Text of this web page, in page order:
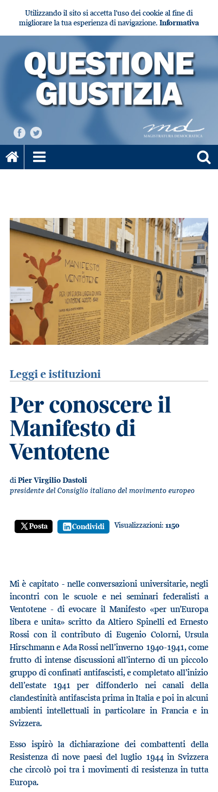
Utilizzando il sito si accetta l'uso dei cookie al fine di
migliorare la tua esperienza di navigazione. Informativa
Leggi e istituzioni
Per conoscere il
Manifesto di
Ventotene
diPier Virgilio Dastoli
presidente del Consiglio italiano del movimento europeo
Posta Condividi Visualizzazioni: 1150
Mi è capitato - nelle conversazioni universitarie, negli
incontri con le scuole e nei seminari federalisti a
Ventotene - di evocare il Manifesto «per un’Europa
libera e unita» scritto da Altiero Spinelli ed Ernesto
Rossi con il contributo di Eugenio Colorni, Ursula
Hirschmann e Ada Rossi nell’inverno 1940-1941, come
frutto di intense discussioni all’interno di un piccolo
gruppo di confinati antifascisti, e completato all’inizio
dell’estate 1941 per diffonderlo nei canali della
clandestinità antifascista prima in Italia e poi in alcuni
ambienti intellettuali in particolare in Francia e in
Svizzera.
Esso ispirò la dichiarazione dei combattenti della
Resistenza di nove paesi del luglio 1944 in Svizzera
che circolò poi tra i movimenti di resistenza in tutta
Europa.